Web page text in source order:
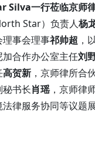
一行莅临京师
Star）负责人杨
理事会理事祁帅超 ，
加合作办公室主任刘
高贺新 ，京师律所合
秘书长肖瑶 ，京师律
律服务协同等议题